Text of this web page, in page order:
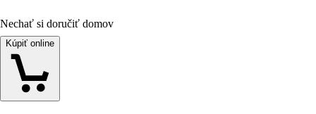
Nechať si doručiť domov
Kúpiť online